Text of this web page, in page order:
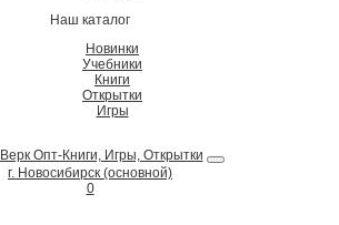
Наш каталог
Новинки
Учебники
Книги
Открытки
Игры
г. Новосибирск (основной)
0